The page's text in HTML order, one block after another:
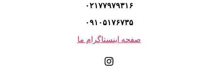
۰۲۱۷۷۹۷۹۳۱۶
۰۹۱۰۵۱۷۶۷۳۵
صفحه اینستاگرام ما
اینستاگرم